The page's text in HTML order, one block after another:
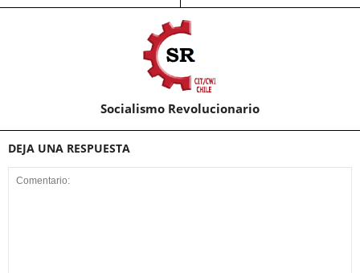
Socialismo Revolucionario
DEJA UNA RESPUESTA